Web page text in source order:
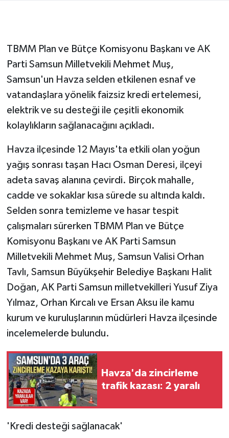
TBMM Plan ve Bütçe Komisyonu Başkanı ve AK
Parti Samsun Milletvekili Mehmet Muş,
Samsun'un Havza selden etkilenen esnaf ve
vatandaşlara yönelik faizsiz kredi ertelemesi,
elektrik ve su desteği ile çeşitli ekonomik
kolaylıkların sağlanacağını açıkladı.
Havza ilçesinde 12 Mayıs'ta etkili olan yoğun
yağış sonrası taşan Hacı Osman Deresi, ilçeyi
adeta savaş alanına çevirdi. Birçok mahalle,
cadde ve sokaklar kısa sürede su altında kaldı.
Selden sonra temizleme ve hasar tespit
çalışmaları sürerken TBMM Plan ve Bütçe
Komisyonu Başkanı ve AK Parti Samsun
Milletvekili Mehmet Muş, Samsun Valisi Orhan
Tavlı, Samsun Büyükşehir Belediye Başkanı Halit
Doğan, AK Parti Samsun milletvekilleri Yusuf Ziya
Yılmaz, Orhan Kırcalı ve Ersan Aksu ile kamu
kurum ve kuruluşlarının müdürleri Havza ilçesinde
incelemelerde bulundu.
Havza'da zincirleme
trafik kazası: 2 yaralı
'Kredi desteği sağlanacak'